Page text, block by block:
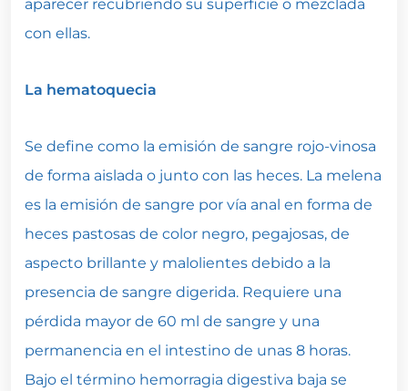
aparecer recubriendo su superficie o mezclada
con ellas.
La hematoquecia
Se define como la emisión de sangre rojo-vinosa
de forma aislada o junto con las heces. La melena
es la emisión de sangre por vía anal en forma de
heces pastosas de color negro, pegajosas, de
aspecto brillante y malolientes debido a la
presencia de sangre digerida. Requiere una
pérdida mayor de 60 ml de sangre y una
permanencia en el intestino de unas 8 horas.
Bajo el término hemorragia digestiva baja se